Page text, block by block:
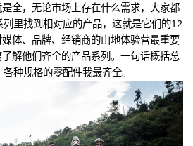
全，无论市场上存在什么需求，大家都
里找到相对应的产品，这就是它们的12
体、品牌、经销商的山地体验营最重要
解他们齐全的产品系列。一句话概括总
种规格的零配件我最齐全。